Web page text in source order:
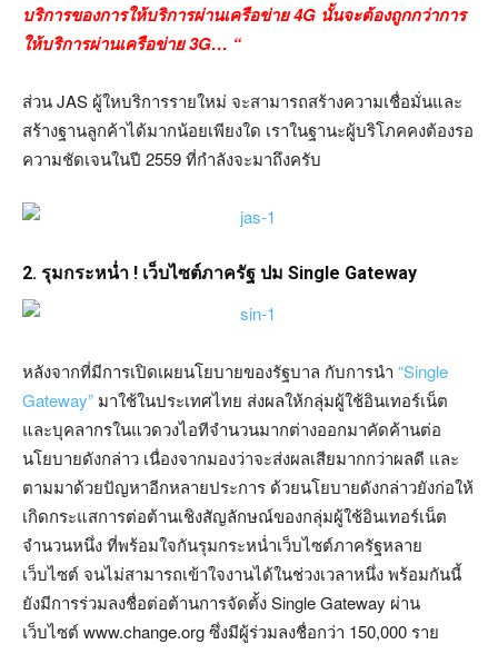
บริการของการให้บริการผ่านเครือข่าย 4G นั้นจะต้องถูกกว่าการ
ให้บริการผ่านเครือข่าย 3G… “
ส่วน JAS ผู้ใหบริการรายใหม่ จะสามารถสร้างความเชื่อมั่นและ
สร้างฐานลูกค้าได้มากน้อยเพียงใด เราในฐานะผู้บริโภคคงต้องรอ
ความชัดเจนในปี 2559 ที่กำลังจะมาถึงครับ
2. รุมกระหน่ำ ! เว็บไซต์ภาครัฐ ปม Single Gateway
หลังจากที่มีการเปิดเผยนโยบายของรัฐบาล กับการนำ “Single
Gateway” มาใช้ในประเทศไทย ส่งผลให้กลุ่มผู้ใช้อินเทอร์เน็ต
และบุคลากรในแวดวงไอทีจำนวนมากต่างออกมาคัดค้านต่อ
นโยบายดังกล่าว เนื่องจากมองว่าจะส่งผลเสียมากกว่าผลดี และ
ตามมาด้วยปัญหาอีกหลายประการ ด้วยนโยบายดังกล่าวยังก่อให้
เกิดกระแสการต่อต้านเชิงสัญลักษณ์ของกลุ่มผู้ใช้อินเทอร์เน็ต
จำนวนหนึ่ง ที่พร้อมใจกันรุมกระหน่ำเว็บไซต์ภาครัฐหลาย
เว็บไซต์ จนไม่สามารถเข้าใจงานได้ในช่วงเวลาหนึ่ง พร้อมกันนี้
ยังมีการร่วมลงชื่อต่อต้านการจัดตั้ง Single Gateway ผ่าน
เว็บไซต์ www.change.org ซึ่งมีผู้ร่วมลงชื่อกว่า 150,000 ราย